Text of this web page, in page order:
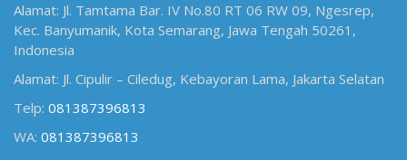
Alamat: Jl. Tamtama Bar. IV No.80 RT 06 RW 09, Ngesrep,
Kec. Banyumanik, Kota Semarang, Jawa Tengah 50261,
Indonesia
Alamat: Jl. Cipulir – Ciledug, Kebayoran Lama, Jakarta Selatan
Telp: 081387396813
WA: 081387396813